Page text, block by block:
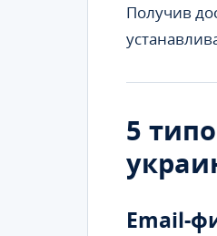
Получив
5
Email-